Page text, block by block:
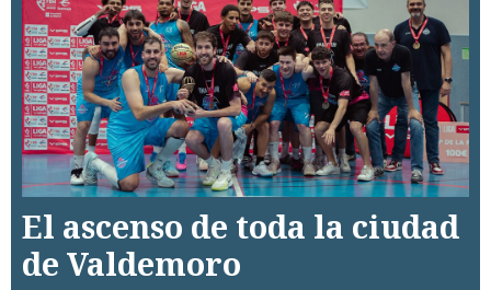
El ascenso de toda la ciudad
de Valdemoro